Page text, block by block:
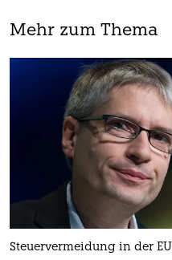
Mehr zum Thema
Steuervermeidung in der EU